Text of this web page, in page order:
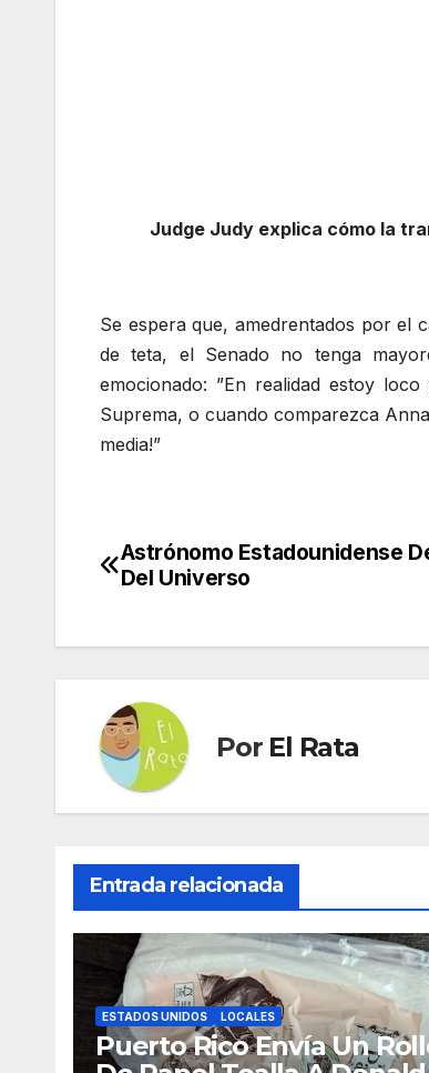
Judge Judy explica cómo la
Se espera que, amedrentados por el
de teta, el Senado no tenga
emocionado: ”En realidad estoy
Suprema, o cuando comparezca
media!”
Navegación
entradas
Astrónomo Estadounidense
Del Universo
Por El Rata
Entrada relacionada
ESTADOS UNIDOS LOCALES
Puerto Rico Envía Un